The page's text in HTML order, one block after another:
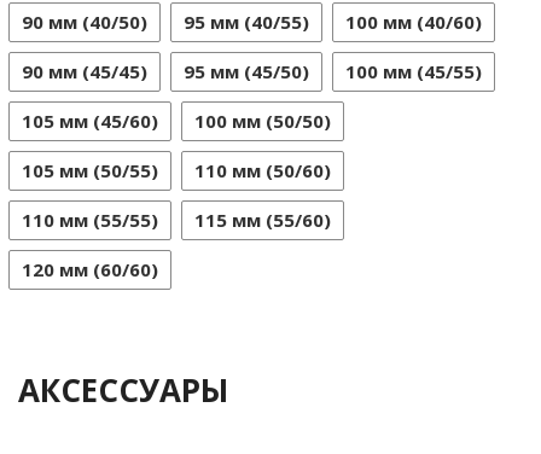
90 мм (40/50) 95 мм (40/55) 100 мм (40/60)
90 мм (45/45) 95 мм (45/50) 100 мм (45/55)
105 мм (45/60) 100 мм (50/50)
105 мм (50/55) 110 мм (50/60)
110 мм (55/55) 115 мм (55/60)
120 мм (60/60)
АКСЕССУАРЫ